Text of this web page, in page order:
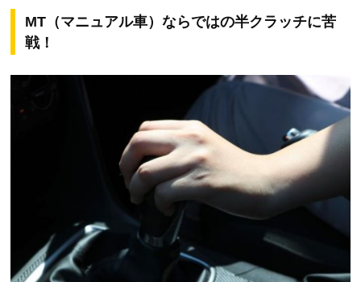
MT（マニュアル車）ならではの半クラッチに苦
戦！